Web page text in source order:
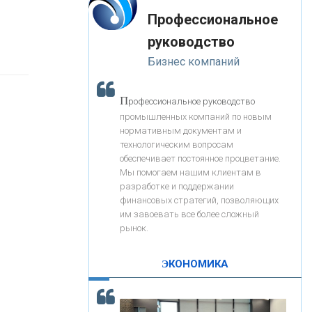
«ЗАПСИБКОМБАНК»
«РОСЕВРОБАНК»
«ПРЕСС-СЛУЖБА ВТБ24»
«АВТОГРАДБАНК»
«ПРОМРЕГИОНБАНК»
ОНАС
КОНТАКТЫ
корость - один из главных трендов в
кредитовании бизнеса - «Интервью»
-- Лучшее, что можно сделать с хорошим советом, это
пропустить его мимо ушей. Он никогда не бывает
полезен никому, кроме того, кто его дал.
-- Люблю давать советы и очень не люблю, когда их
дают мне.
Профессиональное
руководство
Бизнес компаний
Профессиональное руководство
промышленных компаний по новым
нормативным документам и
технологическим вопросам
обеспечивает постоянное процветание.
Мы помогаем нашим клиентам в
разработке и поддержании
финансовых стратегий, позволяющих
им завоевать все более сложный
рынок.
ЭКОНОМИКА